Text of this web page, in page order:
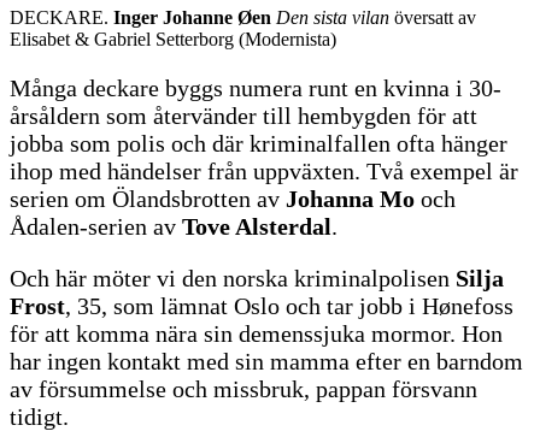
DECKARE. Inger Johanne Øen Den sista vilan översatt av
Elisabet & Gabriel Setterborg (Modernista)
Många deckare byggs numera runt en kvinna i 30-
årsåldern som återvänder till hembygden för att
jobba som polis och där kriminalfallen ofta hänger
ihop med händelser från uppväxten. Två exempel är
serien om Ölandsbrotten av Johanna Mo och
Ådalen-serien av Tove Alsterdal.
Och här möter vi den norska kriminalpolisen Silja
Frost, 35, som lämnat Oslo och tar jobb i Hønefoss
för att komma nära sin demenssjuka mormor. Hon
har ingen kontakt med sin mamma efter en barndom
av försummelse och missbruk, pappan försvann
tidigt.